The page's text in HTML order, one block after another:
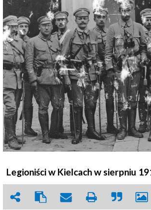
Legioniści w Kielcach w sierpniu